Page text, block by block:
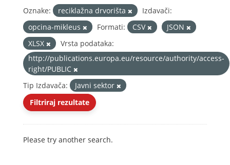
Oznake: reciklažna drvorišta
Izdavači:
opcina-mikleus
Formati: CSV
JSON
XLSX
Vrsta podataka:
http://publications.europa.eu/resource/authority/access-
right/PUBLIC
Tip Izdavača:
Javni sektor
Filtriraj rezultate
Please try another search.